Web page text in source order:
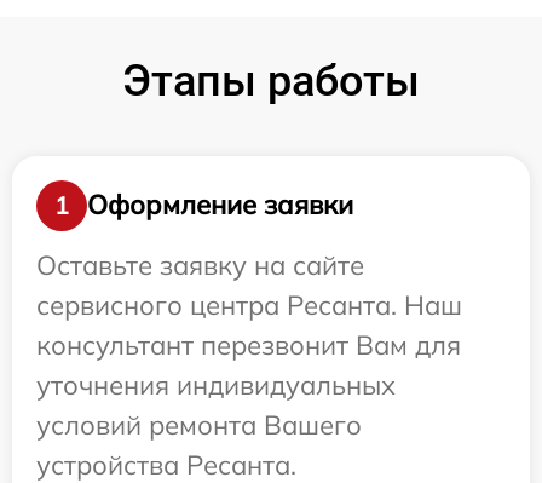
Этапы работы
1
Оформление заявки
Оставьте заявку на сайте
сервисного центра Ресанта. Наш
консультант перезвонит Вам для
уточнения индивидуальных
условий ремонта Вашего
устройства Ресанта.